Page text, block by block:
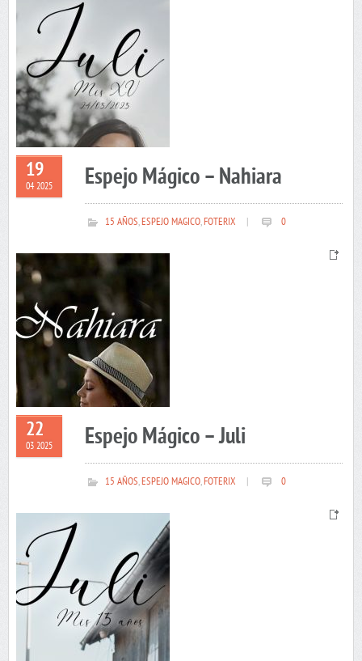
19
04 2025 Espejo Mágico – Nahiara
15 AÑOS,ESPEJO MAGICO,FOTERIX 0
22
03 2025 Espejo Mágico – Juli
15 AÑOS,ESPEJO MAGICO,FOTERIX 0